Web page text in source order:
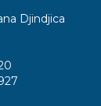
Djindjica